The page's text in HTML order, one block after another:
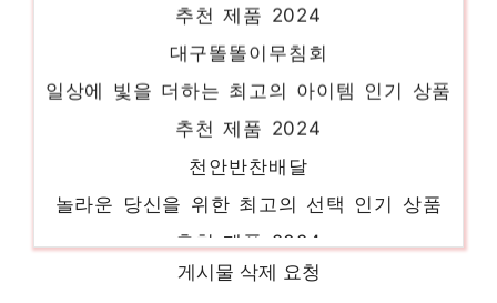
일본갓절임
게시물 삭제 요청